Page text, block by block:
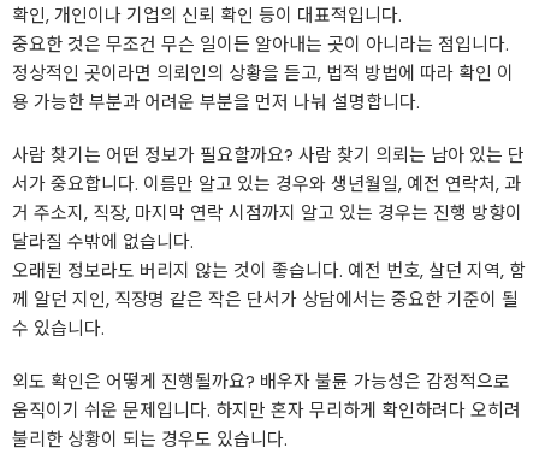
확인, 개인이나 기업의 신뢰 확인 등이 대표적입니다.
중요한 것은 무조건 무슨 일이든 알아내는 곳이 아니라는 점입니다.
정상적인 곳이라면 의뢰인의 상황을 듣고, 법적 방법에 따라 확인 이
용 가능한 부분과 어려운 부분을 먼저 나눠 설명합니다.
사람 찾기는 어떤 정보가 필요할까요? 사람 찾기 의뢰는 남아 있는 단
서가 중요합니다. 이름만 알고 있는 경우와 생년월일, 예전 연락처, 과
거 주소지, 직장, 마지막 연락 시점까지 알고 있는 경우는 진행 방향이
달라질 수밖에 없습니다.
오래된 정보라도 버리지 않는 것이 좋습니다. 예전 번호, 살던 지역, 함
께 알던 지인, 직장명 같은 작은 단서가 상담에서는 중요한 기준이 될
수 있습니다.
외도 확인은 어떻게 진행될까요? 배우자 불륜 가능성은 감정적으로
움직이기 쉬운 문제입니다. 하지만 혼자 무리하게 확인하려다 오히려
불리한 상황이 되는 경우도 있습니다.